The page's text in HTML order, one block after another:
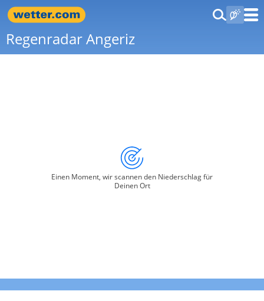
Regenradar Angeriz
Einen Moment, wir scannen den Niederschlag für
Deinen Ort